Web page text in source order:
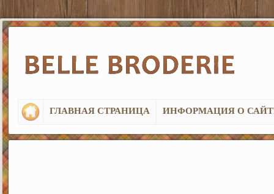
ГЛАВНАЯ СТРАНИЦА ИНФОРМАЦИЯ О